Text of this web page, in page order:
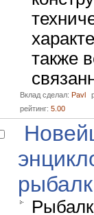
также
Вклад сделал: Pavl
рейтинг: 5.00